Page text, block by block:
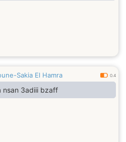
Sakia El Hamra 0.4
nsan 3adiii bzaff